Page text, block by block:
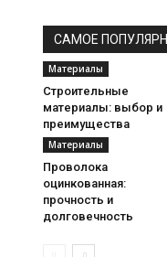
САМОЕ
Материалы
Строительные
материалы: выбор и
преимущества
Материалы
Проволока
оцинкованная:
прочность и
долговечность